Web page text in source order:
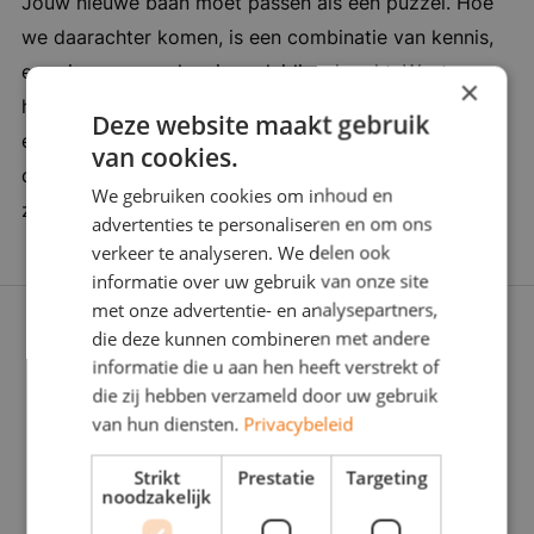
verdere succes van de organisatie, een
omgeving waar jij ook een waardevolle
proactief, no-nonsense, innovatie, technologie,
internationaal
we daarachter komen, is een combinatie van kennis,
ervaring en een vleugje verleidingskracht. Want soms
heb je een duwtje in de rug nodig. Wij zijn er om je
een zinvolle carrièrestap te laten zetten. Daarom
doorgronden we jou én de werkgever stevig: Wat
zoeken jullie écht? Zijn jullie voor elkaar gemaakt?
×
Deze website maakt gebruik
van cookies.
We gebruiken cookies om inhoud en
advertenties te personaliseren en om ons
verkeer te analyseren. We delen ook
informatie over uw gebruik van onze site
met onze advertentie- en analysepartners,
die deze kunnen combineren met andere
informatie die u aan hen heeft verstrekt of
die zij hebben verzameld door uw gebruik
van hun diensten. Privacybeleid
Strikt
noodzakelijk
Prestatie Targeting